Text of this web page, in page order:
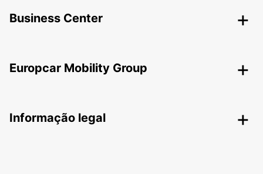
Business Center
Europcar Mobility Group
Informação legal